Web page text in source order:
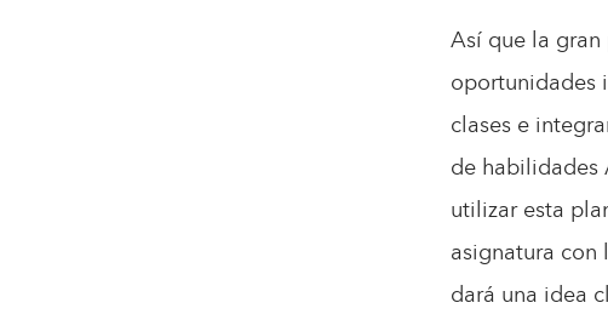
Así que la
oportunidades
clases e
de habilidades
utilizar esta
asignatura con
dará una idea